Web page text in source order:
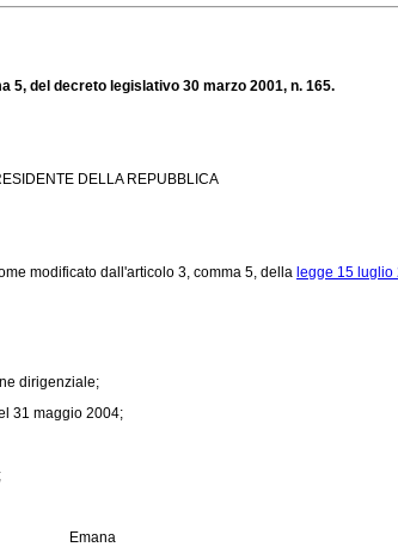
5, del decreto legislativo 30 marzo 2001, n. 165.
DELLA REPUBBLICA
modificato dall'articolo 3, comma 5, della legge 15 luglio
dirigenziale;
31 maggio 2004;
Emana